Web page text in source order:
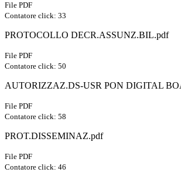
File PDF
Contatore click: 33
PROTOCOLLO DECR.ASSUNZ.BIL.pdf
File PDF
Contatore click: 50
AUTORIZZAZ.DS-USR PON DIGITAL
File PDF
Contatore click: 58
PROT.DISSEMINAZ.pdf
File PDF
Contatore click: 46